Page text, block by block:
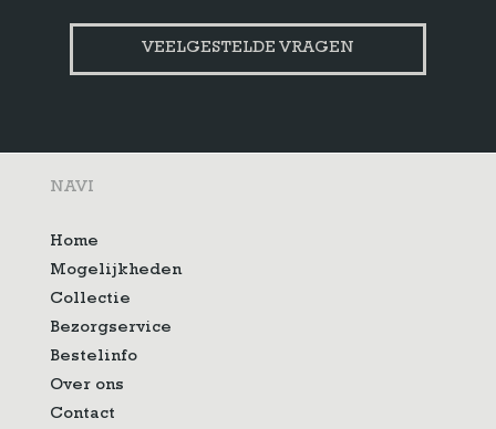
VEELGESTELDE VRAGEN
NAVI
Home
Mogelijkheden
Collectie
Bezorgservice
Bestelinfo
Over ons
Contact